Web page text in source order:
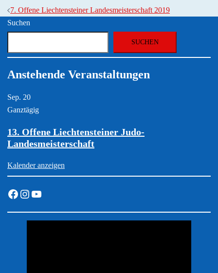
Beitragsnavigation
7. Offene Liechtensteiner Landesmeisterschaft 2019
Suchen
SUCHEN
Anstehende Veranstaltungen
Sep. 20
Ganztägig
13. Offene Liechtensteiner Judo-
Landesmeisterschaft
Kalender anzeigen
Facebook
Instagram
YouTube